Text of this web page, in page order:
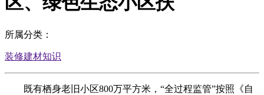
所属分类：
装修建材知识
既有栖身老旧小区800万平方米，“全过程监管”按照《自